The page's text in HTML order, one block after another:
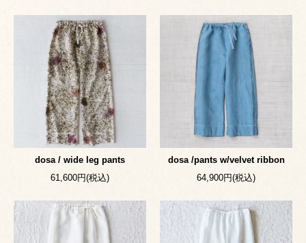
dosa / wide leg pants
61,600円(税込)
dosa /pants w/velvet ribbon
64,900円(税込)